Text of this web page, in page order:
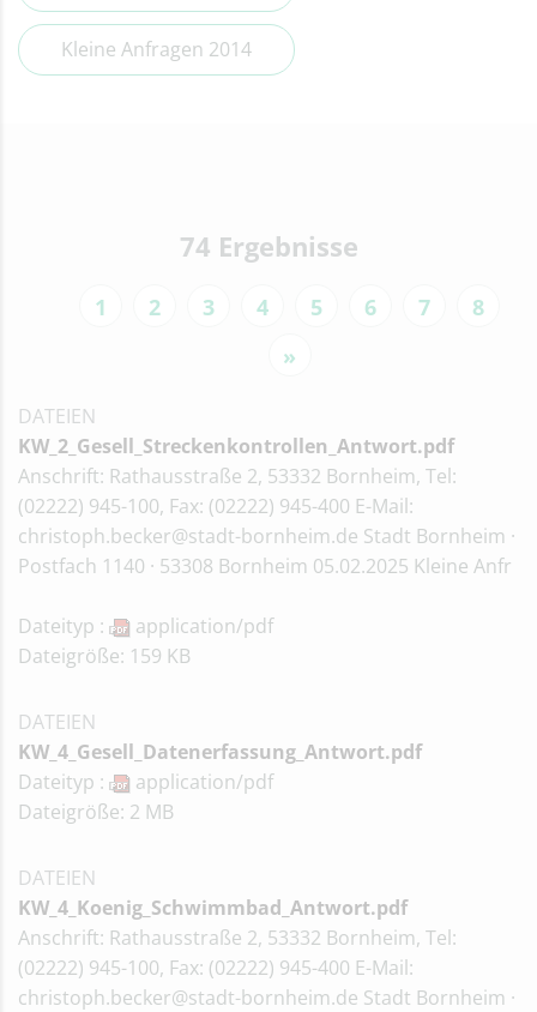
Kleine Anfragen 2014
74 Ergebnisse
1 2 3 4 5 6 7
8
»
DATEIEN
KW_2_Gesell_Streckenkontrollen_Antwort.pdf
Anschrift: Rathausstraße 2, 53332 Bornheim, Tel:
(02222) 945-100, Fax: (02222) 945-400 E-Mail:
christoph.becker@stadt-bornheim.de Stadt Bornheim ·
Postfach 1140 · 53308 Bornheim 05.02.2025 Kleine Anfr
Dateityp :
application/pdf
Dateigröße: 159 KB
DATEIEN
KW_4_Gesell_Datenerfassung_Antwort.pdf
Dateityp :
application/pdf
Dateigröße: 2 MB
DATEIEN
KW_4_Koenig_Schwimmbad_Antwort.pdf
Anschrift: Rathausstraße 2, 53332 Bornheim, Tel:
(02222) 945-100, Fax: (02222) 945-400 E-Mail:
christoph.becker@stadt-bornheim.de Stadt Bornheim ·